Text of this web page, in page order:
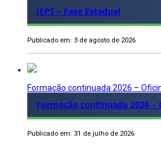
JEPS – Fase Estadual
Publicado em: 3 de agosto de 2026
Formação continuada 2026 –
Formação continuada 2026 –
Publicado em: 31 de julho de 2026